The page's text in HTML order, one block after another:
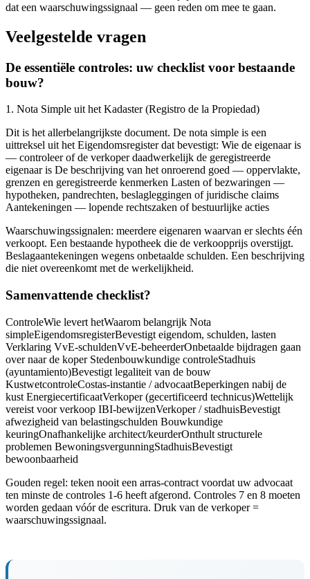
dat een waarschuwingssignaal — geen reden om mee te gaan.
Veelgestelde vragen
De essentiële controles: uw checklist voor bestaande
bouw?
1. Nota Simple uit het Kadaster (Registro de la Propiedad)
Dit is het allerbelangrijkste document. De nota simple is een
uittreksel uit het Eigendomsregister dat bevestigt: Wie de eigenaar is
— controleer of de verkoper daadwerkelijk de geregistreerde
eigenaar is De beschrijving van het onroerend goed — oppervlakte,
grenzen en geregistreerde kenmerken Lasten of bezwaringen —
hypotheken, pandrechten, beslagleggingen of juridische claims
Aantekeningen — lopende rechtszaken of bestuurlijke acties
Waarschuwingssignalen: meerdere eigenaren waarvan er slechts één
verkoopt. Een bestaande hypotheek die de verkoopprijs overstijgt.
Beslagaantekeningen wegens onbetaalde schulden. Een beschrijving
die niet overeenkomt met de werkelijkheid.
Samenvattende checklist?
ControleWie levert hetWaarom belangrijk Nota
simpleEigendomsregisterBevestigt eigendom, schulden, lasten
Verklaring VvE-schuldenVvE-beheerderOnbetaalde bijdragen gaan
over naar de koper Stedenbouwkundige controleStadhuis
(ayuntamiento)Bevestigt legaliteit van de bouw
KustwetcontroleCostas-instantie / advocaatBeperkingen nabij de
kust EnergiecertificaatVerkoper (gecertificeerd technicus)Wettelijk
vereist voor verkoop IBI-bewijzenVerkoper / stadhuisBevestigt
afwezigheid van belastingschulden Bouwkundige
keuringOnafhankelijke architect/keurderOnthult structurele
problemen BewoningsvergunningStadhuisBevestigt
bewoonbaarheid
Gouden regel: teken nooit een arras-contract voordat uw advocaat
ten minste de controles 1-6 heeft afgerond. Controles 7 en 8 moeten
worden gedaan vóór de escritura. Druk van de verkoper =
waarschuwingssignaal.